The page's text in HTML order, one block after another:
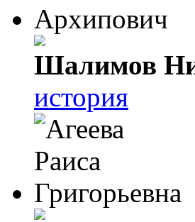
Шалимов
история